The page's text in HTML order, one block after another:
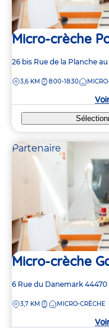
Micro-crèche
Adresse
la
26 bis Rue de la Planche au
DISTANCE
3,6 KM 8:00-18:30
Partenaire
Micro-crèche
Adresse
la
6 Rue du Danemark 44470
DISTANCE
3,7 KM MICRO-CRÈCHE